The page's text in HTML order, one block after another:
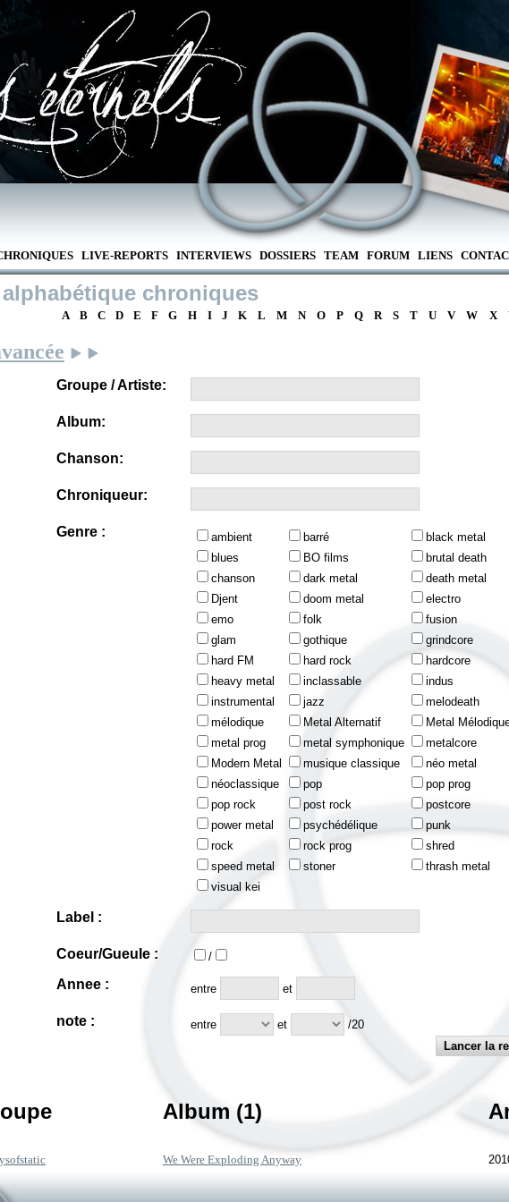
LIVE-REPORTS INTERVIEWS DOSSIERS TEAM FORUM LIENS
alphabétique chroniques
A B C D E F G H I J K L M N O P Q R S T U V W X
Groupe / Artiste:
Album:
Chanson:
Chroniqueur:
Genre : ambient barré
black metal
blues
BO films
brutal death
chanson
dark metal
death metal
Djent
doom metal
electro
emo
folk
fusion
glam
gothique
grindcore
hard FM
hard rock
hardcore
heavy metal
inclassable
indus
instrumental
jazz
melodeath
mélodique
Metal Alternatif
Metal
metal prog
metal symphonique
metalcore
Modern Metal
musique classique
néo metal
néoclassique
pop
pop prog
pop rock
post rock
postcore
power metal
psychédélique
punk
rock
rock prog
shred
speed metal
stoner
thrash metal
visual kei
Label :
Coeur/Gueule : /
Annee : entre et
note : entre et /20
Album (1)
We Were Exploding Anyway